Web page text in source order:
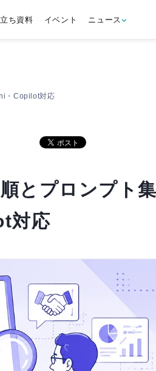
ち資料 イベント ニュース
・Copilot対応
とプロンプト
対応